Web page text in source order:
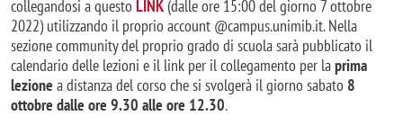
collegandosi a questo LINK(dalle ore 15:00 del giorno 7 ottobre
2022) utilizzando il proprio account @campus.unimib.it. Nella
sezione community del proprio grado di scuola sarà pubblicato il
calendario delle lezioni e il link per il collegamento per laprima
lezione a distanza del corso che si svolgerà il giorno sabato 8
ottobre dalle ore 9.30 alle ore 12.30.